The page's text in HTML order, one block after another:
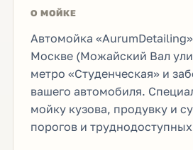
О МОЙКЕ
Автомойка
Москве (Можайский Вал
метро «Студенческая» и
вашего автомобиля.
мойку кузова, продувку и
порогов и